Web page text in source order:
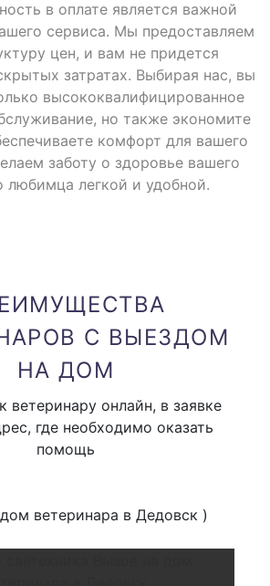
герпетолог)
1000 руб.
и тд )
1000 руб.
входит только приезд доктора
1000 руб.
слизистых
в оплате является важной
сервиса. Мы предоставляем
цен, и вам не придется
затратах. Выбирая нас, вы
высококвалифицированное
но также экономите
комфорт для вашего
заботу о здоровье вашего
любимца легкой и удобной.
С ВЫЕЗДОМ
НА ДОМ
ветеринару онлайн, в заявке
где необходимо оказать
помощь
ветеринара в Дедовск )